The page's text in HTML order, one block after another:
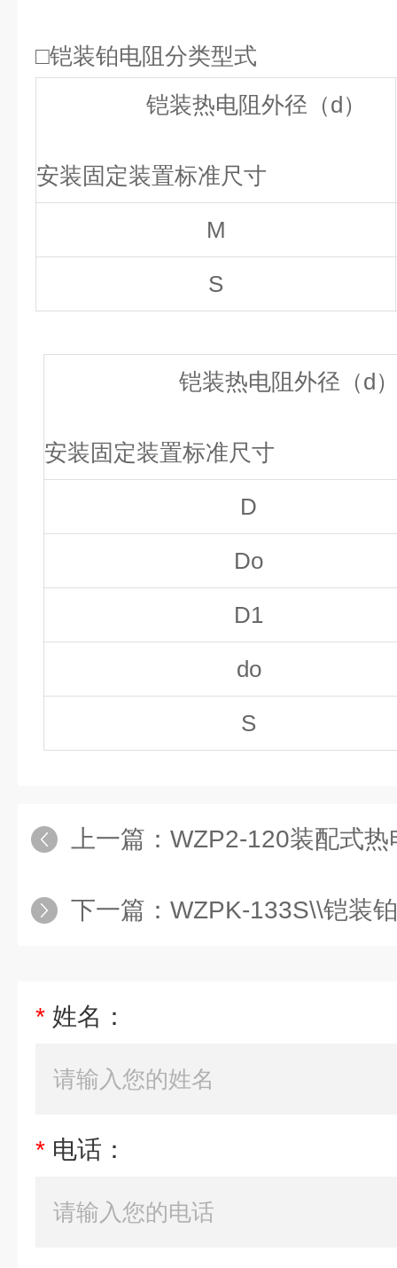
□铠装铂电阻分类型式
铠装热电阻外径（d）
安装固定装置标准尺寸
M
S
铠装热电阻外径（d
安装固定装置标准尺寸
D
Do
D1
do
S
上一篇： WZP2-120装配式热电
下一篇： WZPK-133S\\铠装铂电
* 姓名：
* 电话：